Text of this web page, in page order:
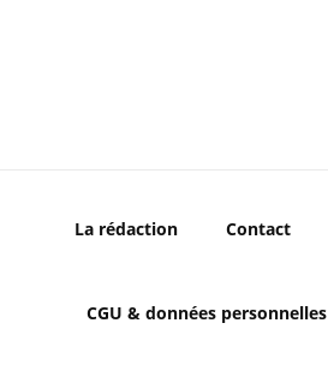
La rédaction Contact
CGU & données personnelles